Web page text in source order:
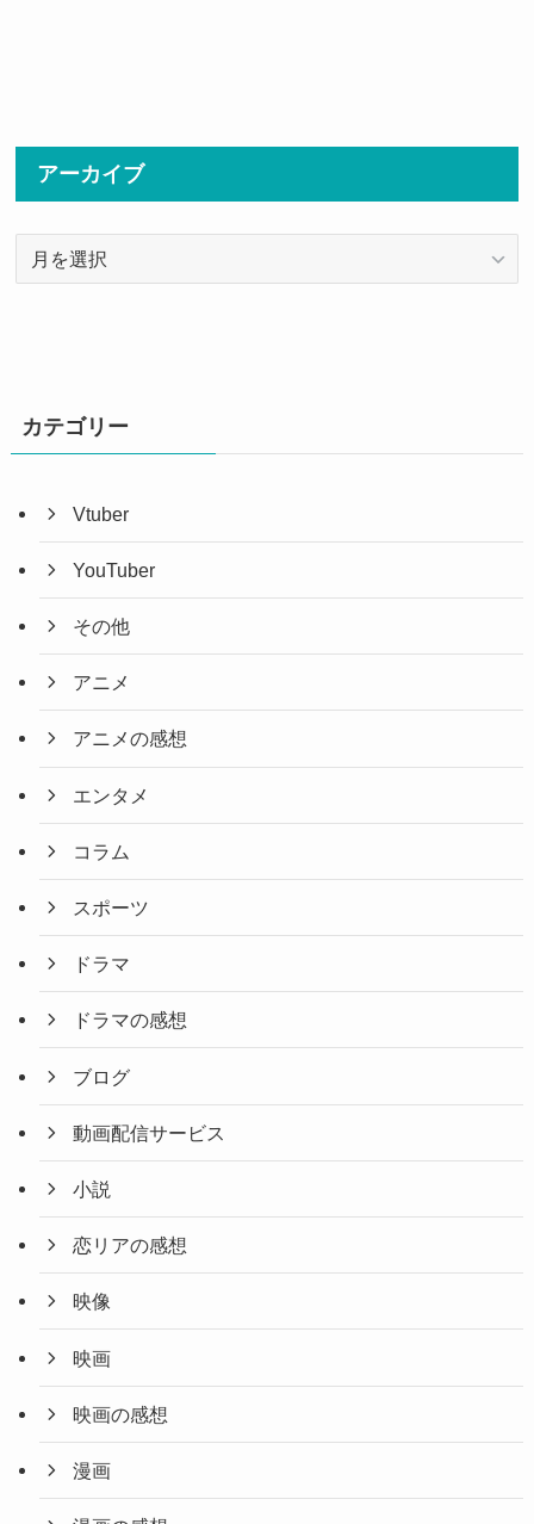
アーカイブ
カテゴリー
Vtuber
YouTuber
その他
アニメ
アニメの感想
エンタメ
コラム
スポーツ
ドラマ
ドラマの感想
ブログ
動画配信サービス
小説
恋リアの感想
映像
映画
映画の感想
漫画